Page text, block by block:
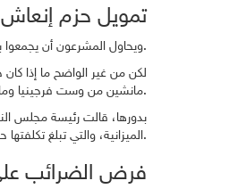
تمويل حزم إنعاش
ويحاول المشرعون أن يجمعوا بسرعة طرق الدفع مقابل حزمة الإنفاق الاجتماعي الشاملة، والتي ستشمل أيضاً فرض حد أدنى للضريبة بنسبة 15% على الشركات.
لكن من غير الواضح ما إذا
مانشين من وست فرجينيا ومارك وارنر من فرجينيا، أحد أغنى أعضاء الكونغرس، عن المقاومة.
الميزانية، والتي تبلغ تكلفتها حوالي تريليوني دولار.
فرض الضرائب